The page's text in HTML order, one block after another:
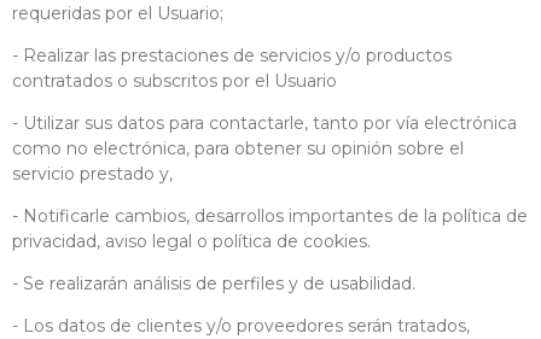
requeridas por el Usuario;
- Realizar las prestaciones de servicios y/o productos
contratados o subscritos por el Usuario
- Utilizar sus datos para contactarle, tanto por vía electrónica
como no electrónica, para obtener su opinión sobre el
servicio prestado y,
- Notificarle cambios, desarrollos importantes de la política de
privacidad, aviso legal o política de cookies.
- Se realizarán análisis de perfiles y de usabilidad.
- Los datos de clientes y/o proveedores serán tratados,